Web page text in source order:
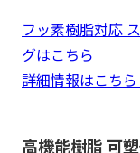
フッ素樹脂対応
グはこちら
詳細情報はこち
高機能樹脂 可